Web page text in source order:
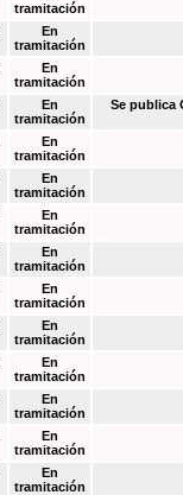
tramitación
En
tramitación
En
tramitación
En
tramitación
Se publica
En
tramitación
En
tramitación
En
tramitación
En
tramitación
En
tramitación
En
tramitación
En
tramitación
En
tramitación
En
tramitación
En
tramitación